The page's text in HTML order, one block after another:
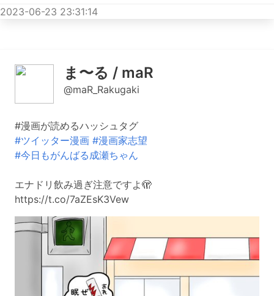
2023-06-23 23:31:14
ま〜る / maR
@maR_Rakugaki
#漫画が読めるハッシュタグ
#ツイッター漫画 #漫画家志望
#今日もがんばる成瀬ちゃん
エナドリ飲み過ぎ注意ですよ🫣
https://t.co/7aZEsK3Vew